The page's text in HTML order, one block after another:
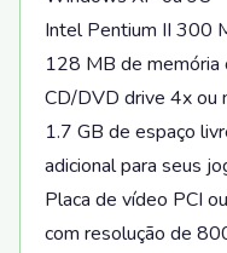
Intel Pentium II 300
128 MB de memória
CD/DVD drive 4x ou
1.7 GB de espaço
adicional para seus
Placa de vídeo PCI
com resolução de